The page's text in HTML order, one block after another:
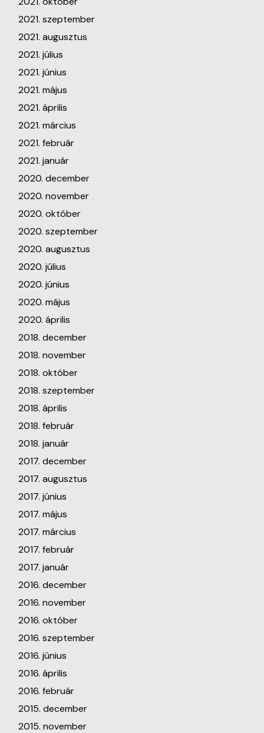
2021. szeptember
2021. augusztus
2021. július
2021. június
2021. május
2021. április
2021. március
2021. február
2021. január
2020. december
2020. november
2020. október
2020. szeptember
2020. augusztus
2020. július
2020. június
2020. május
2020. április
2018. december
2018. november
2018. október
2018. szeptember
2018. április
2018. február
2018. január
2017. december
2017. augusztus
2017. június
2017. május
2017. március
2017. február
2017. január
2016. december
2016. november
2016. október
2016. szeptember
2016. június
2016. április
2016. február
2015. december
2015. november